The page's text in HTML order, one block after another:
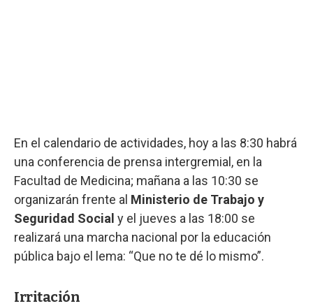
En el calendario de actividades, hoy a las 8:30 habrá
una conferencia de prensa intergremial, en la
Facultad de Medicina; mañana a las 10:30 se
organizarán frente al Ministerio de Trabajo y
Seguridad Social y el jueves a las 18:00 se
realizará una marcha nacional por la educación
pública bajo el lema: “Que no te dé lo mismo”.
Irritación